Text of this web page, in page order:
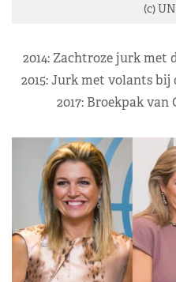
(c)
2014: Zachtroze jurk
2015: Jurk met volants bij
2017: Broekpak van